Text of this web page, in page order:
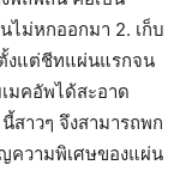
ไม่หกออกมา 2. เก็บ
งแต่ชีทแผ่นแรกจน
มคอัพได้สะอาด
าวๆ จึงสามารถพก
ความพิเศษของแผ่น